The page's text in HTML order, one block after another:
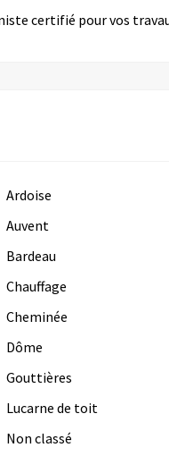
certifié pour vos
Ardoise
Auvent
Bardeau
Chauffage
Cheminée
Dôme
Gouttières
Lucarne de toit
Non classé